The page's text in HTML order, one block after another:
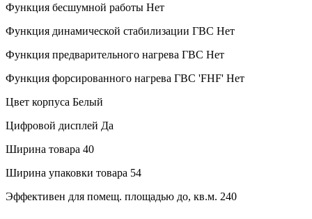
Функция бесшумной работы Нет
Функция динамической стабилизации ГВС Нет
Функция предварительного нагрева ГВС Нет
Функция форсированного нагрева ГВС 'FHF' Нет
Цвет корпуса Белый
Цифровой дисплей Да
Ширина товара 40
Ширина упаковки товара 54
Эффективен для помещ. площадью до, кв.м. 240